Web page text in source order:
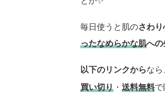
毎日使うと肌のさわ
ったなめらかな肌への
以下のリンクからな
買い切り ・ 送料無料で